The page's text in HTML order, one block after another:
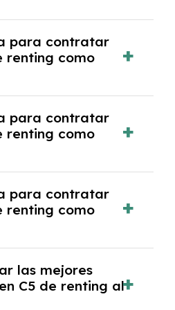
por
Es importante revisar
y hablar con un
para contratar
renting como
una consulta de solvencia
inicial.
para contratar
renting como
y, en algunos
solvencia de la empresa
para contratar
renting como
de ingresos y, en
fiscal y un pago
las mejores
C5 de renting al